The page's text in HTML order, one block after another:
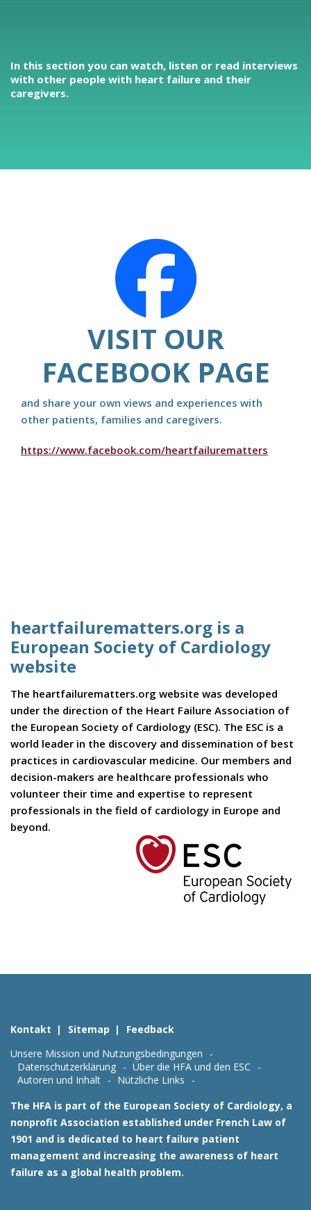
In this section you can watch, listen or read interviews
with other people with heart failure and their
caregivers.
VISIT OUR
FACEBOOK PAGE
and share your own views and experiences with
other patients, families and caregivers.
https://www.facebook.com/heartfailurematters
heartfailurematters.org is a
European Society of Cardiology
website
The heartfailurematters.org website was developed
under the direction of the Heart Failure Association of
the European Society of Cardiology (ESC). The ESC is a
world leader in the discovery and dissemination of best
practices in cardiovascular medicine. Our members and
decision-makers are healthcare professionals who
volunteer their time and expertise to represent
professionals in the field of cardiology in Europe and
beyond.
Kontakt Sitemap
Feedback
Unsere Mission und Nutzungsbedingungen
Datenschutzerklärung
Über die HFA und den ESC
Autoren und Inhalt
Nützliche Links
The HFA is part of the European Society of Cardiology, a
nonprofit Association established under French Law of
1901 and is dedicated to heart failure patient
management and increasing the awareness of heart
failure as a global health problem.